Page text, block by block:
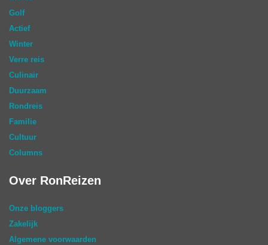
Golf
Actief
Winter
Verre reis
Culinair
Duurzaam
Rondreis
Familie
Cultuur
Columns
Over RonReizen
Onze bloggers
Zakelijk
Algemene voorwaarden